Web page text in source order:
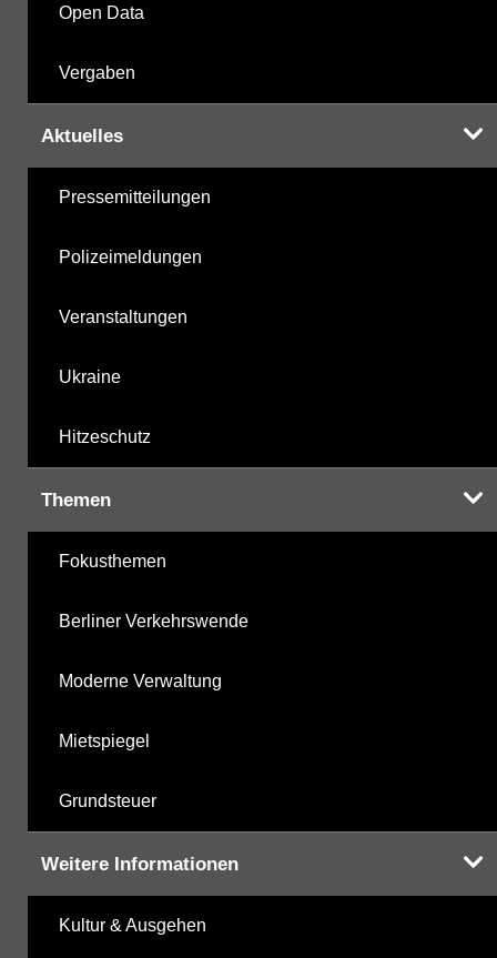
Open Data
Vergaben
Aktuelles
Pressemitteilungen
Polizeimeldungen
Veranstaltungen
Ukraine
Hitzeschutz
Themen
Fokusthemen
Berliner Verkehrswende
Moderne Verwaltung
Mietspiegel
Grundsteuer
Weitere Informationen
Kultur & Ausgehen